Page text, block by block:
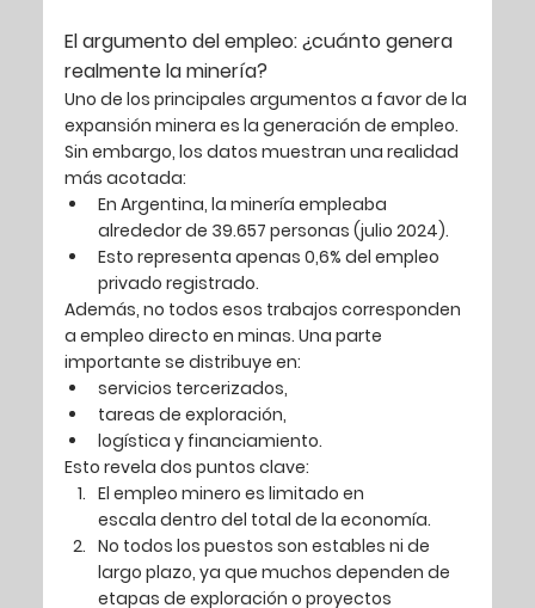
El argumento del empleo: ¿cuánto genera
realmente la minería?
Uno de los principales argumentos a favor de la
expansión minera es la generación de empleo.
Sin embargo, los datos muestran una realidad
más acotada:
En Argentina, la minería empleaba
alrededor de 39.657 personas (julio 2024).
Esto representa apenas 0,6% del empleo
privado registrado.
Además, no todos esos trabajos corresponden
a empleo directo en minas. Una parte
importante se distribuye en:
servicios tercerizados,
tareas de exploración,
logística y financiamiento.
Esto revela dos puntos clave:
El empleo minero es limitado en
escala dentro del total de la economía.
No todos los puestos son estables ni de
largo plazo, ya que muchos dependen de
etapas de exploración o proyectos